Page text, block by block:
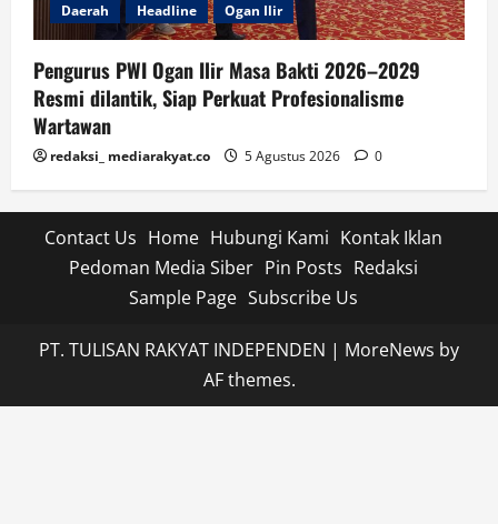
Daerah Headline Ogan Ilir
Pengurus PWI Ogan Ilir Masa Bakti 2026–2029
Resmi dilantik, Siap Perkuat Profesionalisme
Wartawan
redaksi_ mediarakyat.co 5 Agustus 2026 0
Contact Us Home Hubungi Kami Kontak Iklan
Pedoman Media Siber Pin Posts Redaksi
Sample Page Subscribe Us
PT. TULISAN RAKYAT INDEPENDEN | MoreNews by
AF themes.